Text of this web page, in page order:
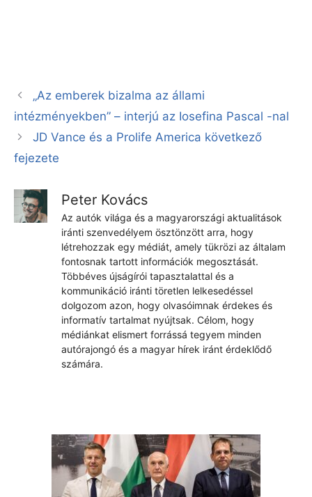
„Az emberek bizalma az állami
intézményekben” – interjú az Iosefina Pascal -nal
JD Vance és a Prolife America következő
fejezete
Peter Kovács
Az autók világa és a magyarországi aktualitások
iránti szenvedélyem ösztönzött arra, hogy
létrehozzak egy médiát, amely tükrözi az általam
fontosnak tartott információk megosztását.
Többéves újságírói tapasztalattal és a
kommunikáció iránti töretlen lelkesedéssel
dolgozom azon, hogy olvasóimnak érdekes és
informatív tartalmat nyújtsak. Célom, hogy
médiánkat elismert forrássá tegyem minden
autórajongó és a magyar hírek iránt érdeklődő
számára.